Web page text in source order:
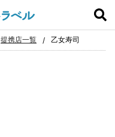
提携店一覧 乙女寿司